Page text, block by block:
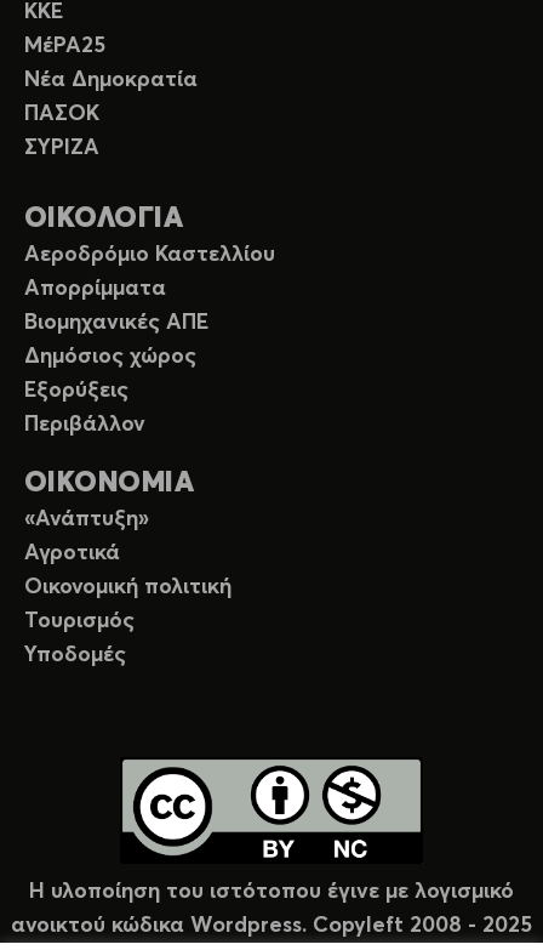
ΚΚΕ
ΜέΡΑ25
Νέα Δημοκρατία
ΠΑΣΟΚ
ΣΥΡΙΖΑ
ΟΙΚΟΛΟΓΙΑ
Αεροδρόμιο Καστελλίου
Απορρίμματα
Βιομηχανικές ΑΠΕ
Δημόσιος χώρος
Εξορύξεις
Περιβάλλον
ΟΙΚΟΝΟΜΙΑ
«Ανάπτυξη»
Αγροτικά
Οικονομική πολιτική
Τουρισμός
Υποδομές
Η υλοποίηση του ιστότοπου έγινε με λογισμικό
ανοικτού κώδικα Wordpress. Copyleft 2008 - 2025